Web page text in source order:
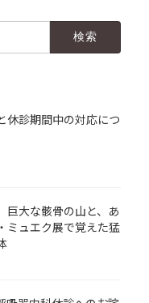
休診期間中の対応につ
巨大な骸骨の山と、あ
ミュエク展で覚えた猛